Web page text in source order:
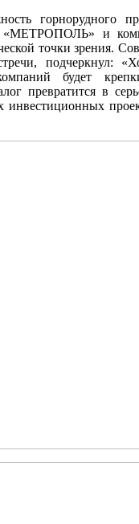
горнорудного
«МЕТРОПОЛЬ» и
точки зрения.
подчеркнул:
будет
превратится в
инвестиционных